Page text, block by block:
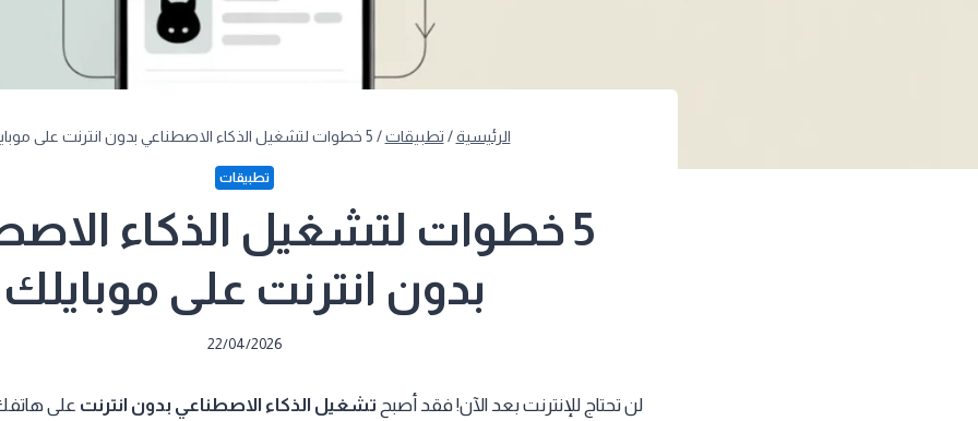
الرئيسية / تطبيقات / 5 خطوات لتشغيل الذكاء الاصطناعي بدون انترنت على موبايلك
تطبيقات
5 خطوات لتشغيل الذكاء
بدون انترنت على موبايلك
22/04/2026
لن تحتاج للإنترنت بعد الآن! فقد أصبح تشغيل الذكاء الاصطناعي بدون انترنت على